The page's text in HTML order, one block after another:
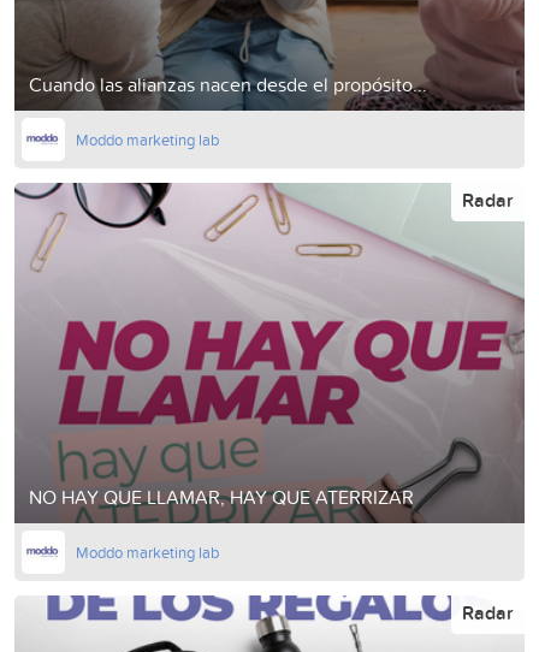
Cuando las alianzas nacen desde el propósito...
Moddo marketing lab
NO HAY QUE LLAMAR, HAY QUE ATERRIZAR
Radar
Moddo marketing lab
Radar